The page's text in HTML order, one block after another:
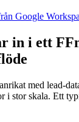
Google
in i ett
med lead-
i stor skala. Ett